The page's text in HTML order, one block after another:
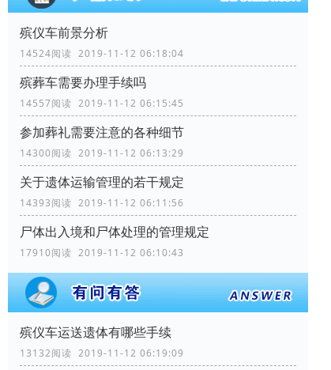
殡仪车前景分析
14524阅读 2019-11-12 06:18:04
殡葬车需要办理手续吗
14557阅读 2019-11-12 06:15:45
参加葬礼需要注意的各种细节
14300阅读 2019-11-12 06:13:29
关于遗体运输管理的若干规定
14393阅读 2019-11-12 06:11:56
尸体出入境和尸体处理的管理规定
17910阅读 2019-11-12 06:10:43
殡仪车运送遗体有哪些手续
13132阅读 2019-11-12 06:19:09